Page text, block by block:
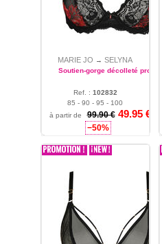
MARIE JO → SELYNA
Soutien-gorge décolleté profond
Ref. : 102832
85 - 90 - 95 - 100
à partir de
99.90 € 49.95 €
−50%